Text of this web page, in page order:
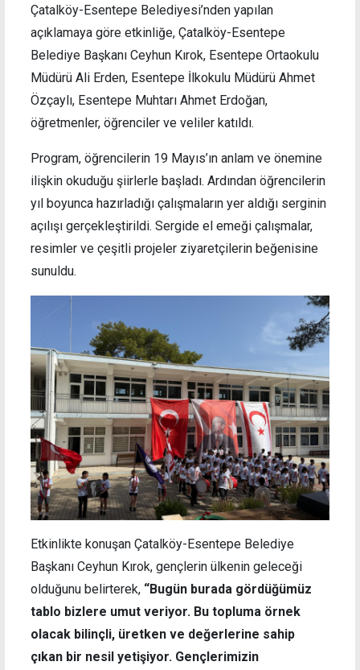
Çatalköy-Esentepe Belediyesi’nden yapılan
açıklamaya göre etkinliğe, Çatalköy-Esentepe
Belediye Başkanı Ceyhun Kırok, Esentepe Ortaokulu
Müdürü Ali Erden, Esentepe İlkokulu Müdürü Ahmet
Özçaylı, Esentepe Muhtarı Ahmet Erdoğan,
öğretmenler, öğrenciler ve veliler katıldı.
Program, öğrencilerin 19 Mayıs’ın anlam ve önemine
ilişkin okuduğu şiirlerle başladı. Ardından öğrencilerin
yıl boyunca hazırladığı çalışmaların yer aldığı serginin
açılışı gerçekleştirildi. Sergide el emeği çalışmalar,
resimler ve çeşitli projeler ziyaretçilerin beğenisine
sunuldu.
Etkinlikte konuşan Çatalköy-Esentepe Belediye
Başkanı Ceyhun Kırok, gençlerin ülkenin geleceği
olduğunu belirterek, “Bugün burada gördüğümüz
tablo bizlere umut veriyor. Bu topluma örnek
olacak bilinçli, üretken ve değerlerine sahip
çıkan bir nesil yetişiyor. Gençlerimizin